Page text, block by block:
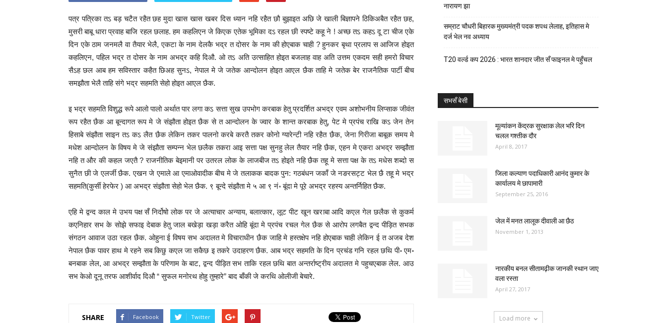
पत्र पत्रिका तऽ बड़ चटैत रहैत छह मुदा खास खास खबर दिस ध्यान नहि रहैत छौ बुझाइत अछि जे खाली बिज्ञापने ठिकिअबैत रहैत छह,
मुसरी बाबू धारा प्रवाह बाजि रहल छलाह. हम कहलिएन जे किएक एतेक भूमिका दऽ रहल छी स्पष्टे कहू ने ! अच्छ तऽ कहऽ दू टा चीज एके
दिन एके ठाम जनमलै वा तैयार भेलै, एकटा के नाम देलकै भद्र त दोसर के नाम की होएबाक चाही ? हुनकर बृथा प्रलाप स आजिज होइत
कहलिएन, पहिल भद्र त दोसर के नाम अभद्र कहि दिऔ. ओ तऽ अति उत्साहित होइत बजलाह वाह अति उत्तम एकदम सही हमरो विचार
सैऽह छल आब हम सविस्तार कहैत छिअह सुनऽ, नेपाल मे जे जतेक आन्दोलन होइत आएल छैक ताहि मे जतेक बेर राजनैतिक पार्टी बीच
समझौता भेलै ताहि संगे भद्र सहमति सेहो होइत आएल छैक.
इ भद्र सहमति विशुद्ध रूपे आलो पालो अर्थात पार लगा कऽ सत्ता सुख उपभोग करबाक हेतु प्रदर्शित अभद्र एवम अशोभनीय लिप्साक जीवंत
रूप रहैत छैक आ बून्दागत रूप मे जे संझौता होइत छैक से त आन्दोलन के ज्वार के शान्त करबाक हेतु, पेट मे प्रपंच राखि कऽ जेन तेन
हिसाबे संझौता साइन तऽ कऽ लैत छैक लेकिन तकर पालनो करबे करतै तकर कोनो ग्यारेन्टी नहि रहैत छैक, जेना गिरीजा बाबूक समय मे
मधेश आन्दोलन के विषय मे जे संझौता सम्पन्न भेल छलैक तकरा आइ सत्ता पक्ष सुनहु लेल तैयार नहि छैक, एहन मे एकरा अभद्र सम्झौता
नहि त और की कहल जएतै ? राजनीतिक बेइमानी पर उतरल लोक के लाजबीज तऽ होइते नहि छैक तहू मे सत्ता पक्ष के तऽ मधेस शब्दो स
सुनैत छी जे एलर्जी छैक. एखन जे एमाले आ एमाओवादीक बीच मे जे तलाकक बादक पुन: गठबंधन जकाँ जे नङरसट्ट भेल छै तहू मे भद्र
सहमति(कुर्सी हेरफेर ) आ अभद्र संझौता सेहो भेल छैक. ९ बून्दे संझौता मे ५ आ ९ नं॰ बूंदा मे पूरे अभद्र रहस्य अन्तर्निहित छैक.
एहि मे द्वन्द काल मे उभय पक्ष सँ निर्दोषो लोक पर जे अत्याचार अन्याय, बलात्कार, लूट पीट खून खराबा आदि कएल गेल छलैक से कुकर्म
कएनिहार सभ के सोझे सफाइ देबाक हेतु जाल बखेड़ा खड़ा करैत ओहि बूंदा मे प्रपंच रचल गेल छैक से आरोप लगबैत द्वन्द पीड़ित सभक
संगठन आवाज उठा रहल छैक. ओहुना ई विषय सभ अदालत मे विचाराधीन छैक जाहि मे हस्तक्षेप नहि होएबाक चाही लेकिन ई त अजब देश
नेपाल छैक पावर हाथ मे रहने सब किछु कएल जा सकैछ इ तकरे उदाहरण छैक. आब भद्र सहमति के दिन प्रचंड गनि रहल छथि पी॰ एम॰
बनबाक लेल, आ अभद्र सम्झौता के परिणाम के बाट, द्वन्द पीड़ित सभ ताकि रहल छथि बात अन्तर्राष्ट्रीय अदालत मे पहुचएबाक लेल. आउ
सभ केओ दूनू तरफ आशीर्वाद दिऔ “ सुफल मनोरथ होहु तुम्हारे” बाद बाँकी जे करथि ओलीजी बेचारे.
SHARE Facebook Twitter
नारायण झा
सम्राट चौधरी बिहारक मुख्यमंत्री पदक शपथ लेलाह, इतिहास मे
दर्ज भेल नव अध्याय
T20 वर्ल्ड कप 2026 : भारत शानदार जीत सँ फाइनल मे पहुँचल
सभसँ बेसी
मूल्यांकन केंद्रक सुरक्षाक लेल भरि दिन
चलल गश्तीक दौर
April 8, 2017
जिला कल्याण पदाधिकारी आनंद कुमार के
कार्यालय मे छापामारी
September 25, 2016
जेल में मनत लालूक दीवाली आ छैठ
November 1, 2013
नारकीय बनल सीतामढ़ीक जानकी स्थान जाए
वला रस्ता
April 27, 2017
Load more